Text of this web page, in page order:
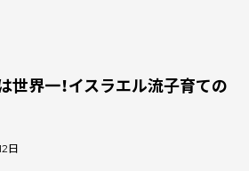
世界一！イスラエル流子育ての
日